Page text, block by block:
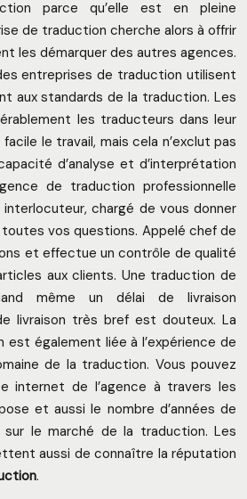
parce qu’elle est en pleine
de traduction cherche alors à offrir
les démarquer des autres agences.
entreprises de traduction utilisent
aux standards de la traduction. Les
les traducteurs dans leur
le travail, mais cela n’exclut pas
d’analyse et d’interprétation
de traduction professionnelle
chargé de vous donner
vos questions. Appelé chef de
et effectue un contrôle de qualité
aux clients. Une traduction de
même un délai de livraison
livraison très bref est douteux. La
également liée à l’expérience de
de la traduction. Vous pouvez
internet de l’agence à travers les
et aussi le nombre d’années de
sur le marché de la traduction. Les
aussi de connaître la réputation
.